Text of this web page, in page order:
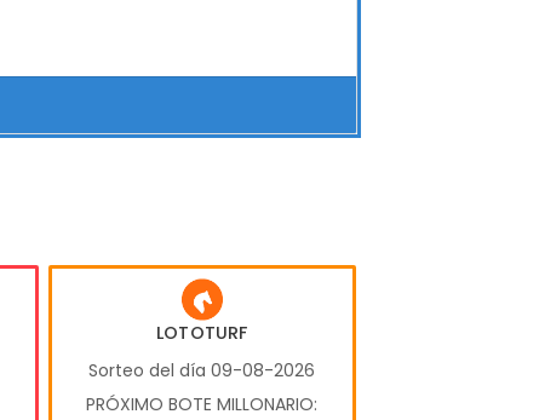
LOTOTURF
Sorteo del día 09-08-2026
PRÓXIMO BOTE MILLONARIO: